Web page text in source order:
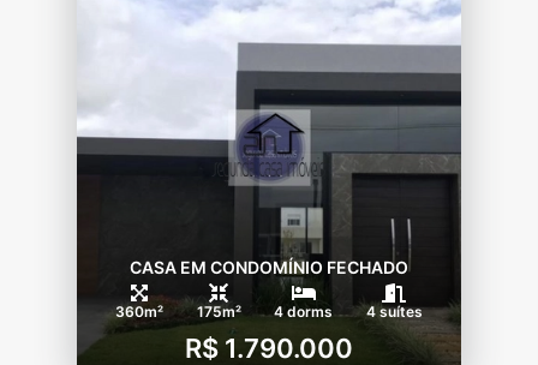
CASA EM CONDOMÍNIO FECHADO
360m² 175m² 4 dorms 4 suítes
R$ 1.790.000